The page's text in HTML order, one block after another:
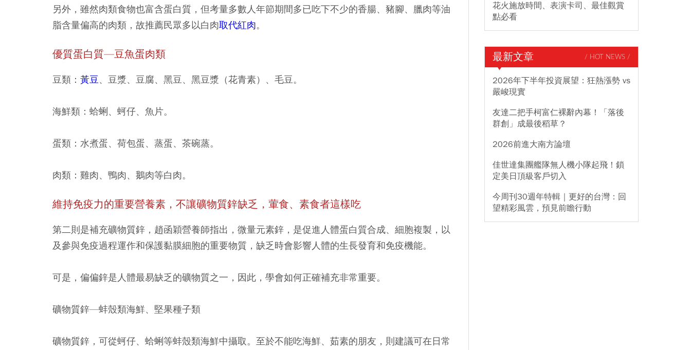
另外，雖然肉類食物也富含蛋白質，但考量多數人年節期間多已吃下不少的香腸、豬腳、臘肉等油
脂含量偏高的肉類，故推薦民眾多以白肉取代紅肉。
優質蛋白質—豆魚蛋肉類
豆類： 黃豆、豆漿、豆腐、黑豆、黑豆漿（花青素）、毛豆。
海鮮類： 蛤蜊、蚵仔、魚片。
蛋類： 水煮蛋、荷包蛋、蒸蛋、茶碗蒸。
肉類： 雞肉、鴨肉、鵝肉等白肉。
維持免疫力的重要營養素，不讓礦物質鋅缺乏，葷食、素食者這樣吃
第二則是補充礦物質鋅，趙函穎營養師指出，微量元素鋅，是促進人體蛋白質合成、細胞複製，以
及參與免疫過程運作和保護黏膜細胞的重要物質，缺乏時會影響人體的生長發育和免疫機能。
可是，偏偏鋅是人體最易缺乏的礦物質之一，因此，學會如何正確補充非常重要。
礦物質鋅—蚌殼類海鮮、堅果種子類
礦物質鋅，可從蚵仔、蛤蜊等蚌殼類海鮮中攝取。至於不能吃海鮮、茹素的朋友，則建議可在日常
花火施放時間、表演卡司、最佳觀賞
點必看
最新文章 / HOT NEWS /
2026年下半年投資展望：狂熱漲勢 vs
嚴峻現實
友達二把手柯富仁裸辭內幕！「落後
群創」成最後稻草？
2026前進大南方論壇
佳世達集團艦隊無人機小隊起飛！鎖
定美日頂級客戶切入
今周刊30週年特輯｜更好的台灣：回
望精彩風雲，預見前瞻行動